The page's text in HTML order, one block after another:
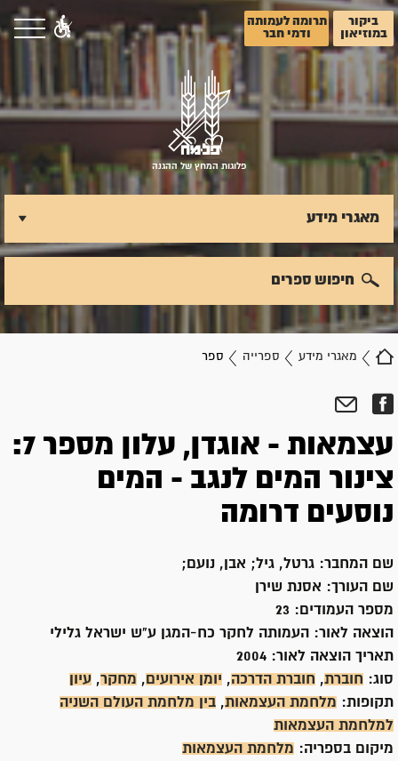
ביקור
במוזיאון
תרומה לעמותה
ודמי חבר
פלוגות המחץ של ההגנה
מאגרי מידע ספרייה ספר
מאגרי מידע
חיפוש ספרים
עצמאות - אוגדן, עלון מספר 7:
צינור המים לנגב - המים
נוסעים דרומה
שם המחבר: גרטל, גיל; אבן, נועם;
שם העורך: אסנת שירן
מספר העמודים: 23
הוצאה לאור:
העמותה לחקר כח-המגן ע"ש ישראל גלילי
תאריך הוצאה לאור:
סוג: חוברת, חוברת הדרכה, יומן אירועים , מחקר, עיון
תקופות: מלחמת העצמאות, בין מלחמת העולם השניה
למלחמת העצמאות
מיקום בספריה: מלחמת העצמאות